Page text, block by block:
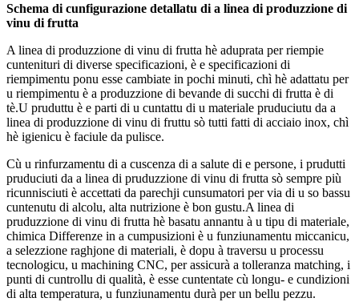
Schema di cunfigurazione detallatu di a linea di produzzione di
vinu di frutta
A linea di produzzione di vinu di frutta hè aduprata per riempie
cuntenituri di diverse specificazioni, è e specificazioni di
riempimentu ponu esse cambiate in pochi minuti, chì hè adattatu per
u riempimentu è a produzzione di bevande di succhi di frutta è di
tè.U pruduttu è e parti di u cuntattu di u materiale pruduciutu da a
linea di produzzione di vinu di fruttu sò tutti fatti di acciaio inox, chì
hè igienicu è faciule da pulisce.
Cù u rinfurzamentu di a cuscenza di a salute di e persone, i prudutti
pruduciuti da a linea di pruduzzione di vinu di frutta sò sempre più
ricunnisciuti è accettati da parechji cunsumatori per via di u so bassu
cuntenutu di alcolu, alta nutrizione è bon gustu.A linea di
pruduzzione di vinu di frutta hè basatu annantu à u tipu di materiale,
chimica Differenze in a cumpusizioni è u funziunamentu miccanicu,
a selezzione raghjone di materiali, è dopu à traversu u processu
tecnologicu, u machining CNC, per assicurà a tolleranza matching, i
punti di cuntrollu di qualità, è esse cuntentate cù longu- e cundizioni
di alta temperatura, u funziunamentu durà per un bellu pezzu.